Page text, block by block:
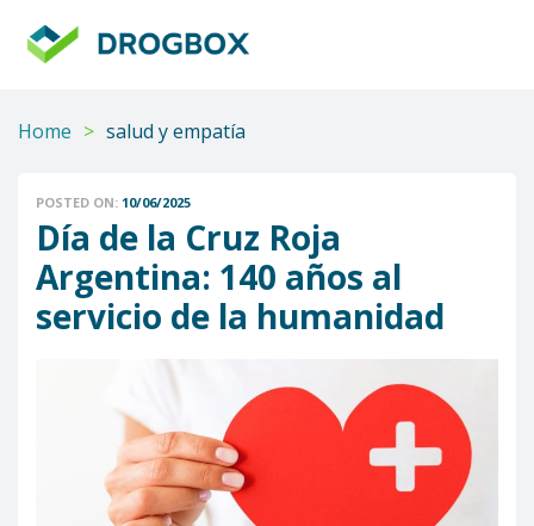
Home > salud y empatía
POSTED ON: 10/06/2025
Día de la Cruz Roja
Argentina: 140 años al
servicio de la humanidad